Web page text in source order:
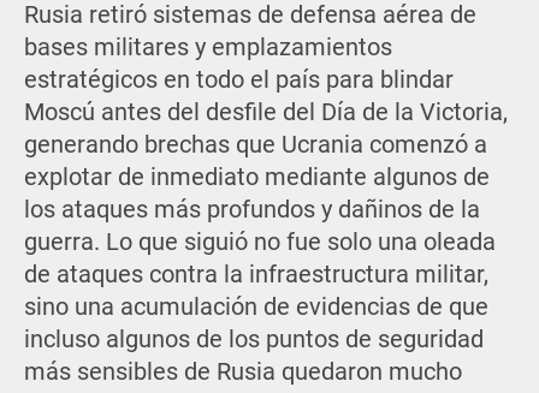
Rusia retiró sistemas de defensa aérea de
bases militares y emplazamientos
estratégicos en todo el país para blindar
Moscú antes del desfile del Día de la Victoria,
generando brechas que Ucrania comenzó a
explotar de inmediato mediante algunos de
los ataques más profundos y dañinos de la
guerra. Lo que siguió no fue solo una oleada
de ataques contra la infraestructura militar,
sino una acumulación de evidencias de que
incluso algunos de los puntos de seguridad
más sensibles de Rusia quedaron mucho